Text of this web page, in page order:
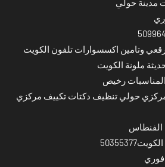
مدينة حولي
وتامين اكسسوارات تلفون الكويت
ملونة الكويت
رخيص
حولي تنظيف دكتات تكييف مركزي
الفنطاس